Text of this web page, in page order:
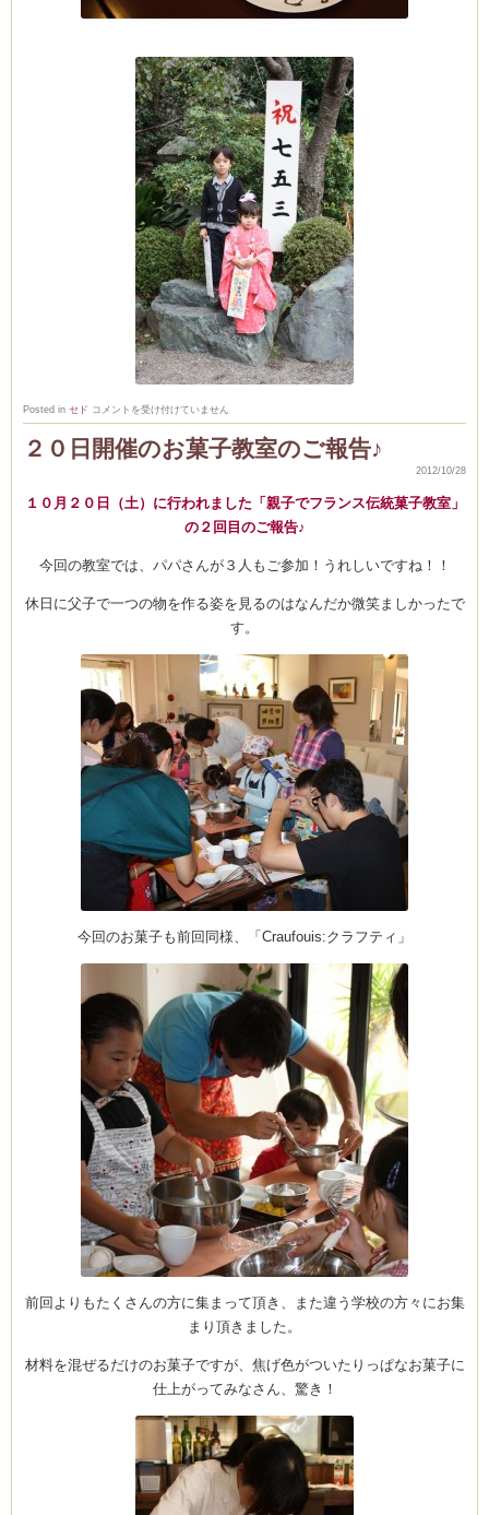
(produced by
CEDO)
Posted in セド 祝！
七・
五・
三
の
い
プ
サ
ス
コメントを受け付けていません
２０日開催のお菓子教室のご報告♪
2012/10/28
１０月２０日（土）に行われました「親子でフランス伝統菓子教室」
の２回目のご報告♪
今回の教室では、パパさんが３人もご参加！うれしいですね！！
休日に父子で一つの物を作る姿を見るのはなんだか微笑ましかったで
す。
今回のお菓子も前回同様、「Craufouis:クラフティ」
前回よりもたくさんの方に集まって頂き、また違う学校の方々にお集
まり頂きました。
材料を混ぜるだけのお菓子ですが、焦げ色がついたりっぱなお菓子に
仕上がってみなさん、驚き！